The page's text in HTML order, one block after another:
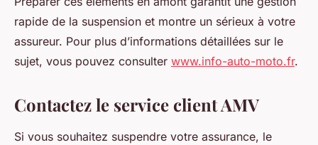
rapide de la suspension et montre un sérieux à votre
assureur. Pour plus d’informations détaillées sur le
sujet, vous pouvez consulter www.info-auto-moto.fr.
Contactez le service client AMV
Si vous souhaitez suspendre votre assurance, le